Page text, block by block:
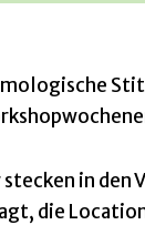
in
die